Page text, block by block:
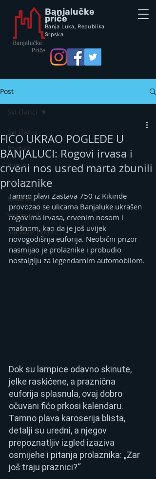
Banjalučke
priče
Banja Luka, Republika
Srpska
Post
Svi članci
Politika
Vijesti
Intervju
Kolumna
Vox populi
Šta kaže Tviter?
Svi članci
FIĆO UKRAO POGLEDE U
BANJALUCI: Rogovi irvasa i
crveni nos usred marta zbunili
prolaznike
Tamno plavi Zastava 750 iz Kikinde
provozao se ulicama Banjaluke ukrašen
rogovima irvasa, crvenim nosom i
mašnom, kao da je još uvijek
novogodišnja euforija. Neobični prizor
nasmijao je prolaznike i probudio
nostalgiju za legendarnim automobilom.
Dok su lampice odavno skinute,
jelke raskićene, a praznična
euforija splasnula, ovaj dobro
očuvani fićo prkosi kalendaru.
Tamno plava karoserija blista,
detalji su uredni, a njegov
prepoznatljiv izgled izaziva
osmijehe i pitanja prolaznika: „Zar
još traju praznici?“